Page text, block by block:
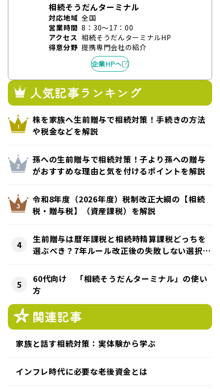
相続そうだんターミナル
対応地域 全国
営業時間 8：30～17：00
アクセス 相続そうだんターミナルHP
得意分野 提携専門会社の紹介
企業HPへ
人気記事ランキング
株を家族へ生前贈与で相続対策！手続きの方法
や税金などを解説
孫への生前贈与で相続対策！子より孫への贈与
がおすすめな理由と気を付けるポイントを解説
令和8年度（2026年度）税制改正大綱の【相続
税・贈与税】（資産課税）を解説
生前贈与は暦年課税と相続時精算課税どっちを
選ぶべき？7年ルール改正後の失敗しない選択と
60代向け 「相続そうだんターミナル」の使い
方
関連記事
家族と話す相続対策：実体験から学ぶ
インフレ時代に必要な老後資金とは